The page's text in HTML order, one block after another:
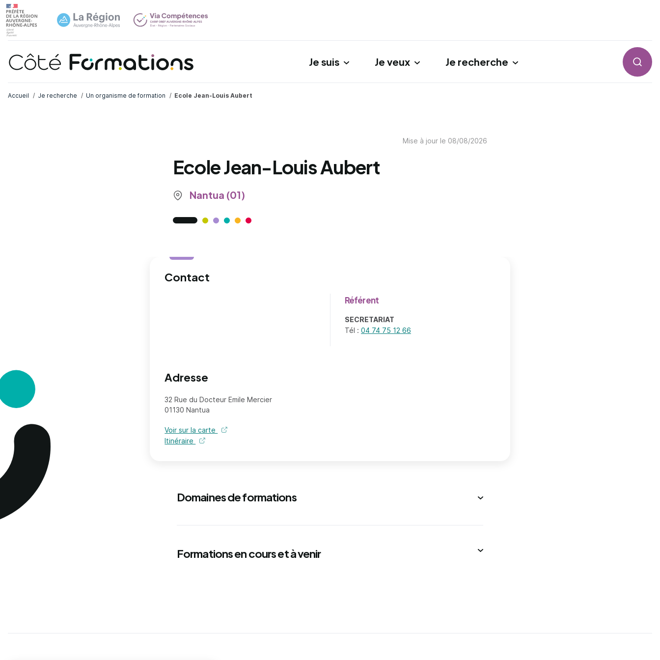
Je suis Je veux Je recherche
Accueil Je recherche Un organisme de formation Ecole Jean-Louis Aubert
Mise à jour le 08/08/2026
Ecole Jean-Louis Aubert
Nantua (01)
Contact
Référent
SECRETARIAT
Tél : 04 74 75 12 66
Adresse
32 Rue du Docteur Emile Mercier
01130 Nantua
Voir sur la carte
Itinéraire
Domaines de formations
Formations en cours et à venir